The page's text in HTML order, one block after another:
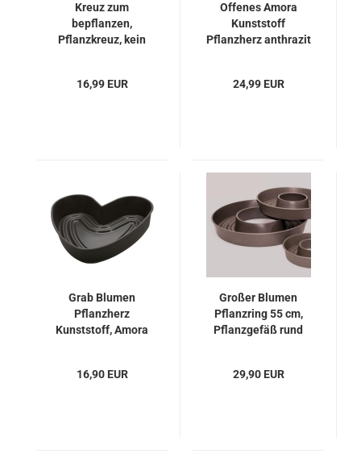
Kreuz zum
bepflanzen,
Pflanzkreuz, kein
16,99 EUR
Offenes Amora
Kunststoff
Pflanzherz anthrazit
24,99 EUR
Grab Blumen
Pflanzherz
Kunststoff, Amora
16,90 EUR
Großer Blumen
Pflanzring 55 cm,
Pflanzgefäß rund
29,90 EUR